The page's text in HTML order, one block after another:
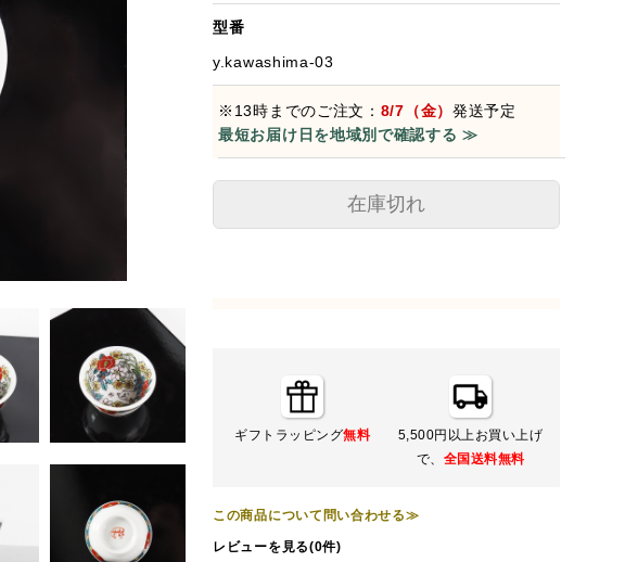
型番
y.kawashima-03
※13時までのご注文： 8/7（金） 発送予定
最短お届け日を地域別で確認する ≫
在庫切れ
ギフトラッピング無料
5,500円以上お買い上げ
で、 全国送料無料
この商品について問い合わせる≫
レビューを見る(0件)